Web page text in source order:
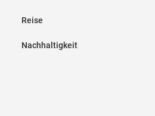
Reise
Nachhaltigkeit